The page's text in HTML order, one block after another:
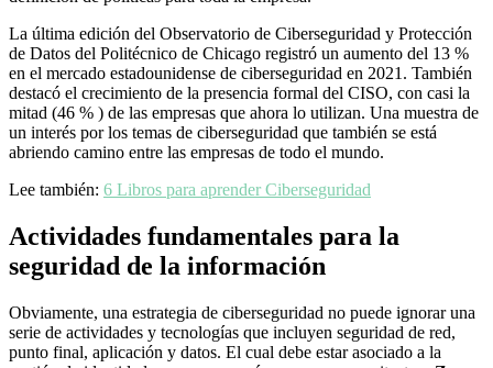
La última edición del Observatorio de Ciberseguridad y Protección
de Datos del Politécnico de Chicago registró un aumento del 13 %
en el mercado estadounidense de ciberseguridad en 2021. También
destacó el crecimiento de la presencia formal del CISO, con casi la
mitad (46 % ) de las empresas que ahora lo utilizan. Una muestra de
un interés por los temas de ciberseguridad que también se está
abriendo camino entre las empresas de todo el mundo.
Lee también: 6 Libros para aprender Ciberseguridad
Actividades fundamentales para la
seguridad de la información
Obviamente, una estrategia de ciberseguridad no puede ignorar una
serie de actividades y tecnologías que incluyen seguridad de red,
punto final, aplicación y datos. El cual debe estar asociado a la